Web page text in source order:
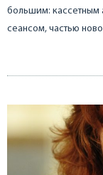
большим: кассетным
сеансом, частью